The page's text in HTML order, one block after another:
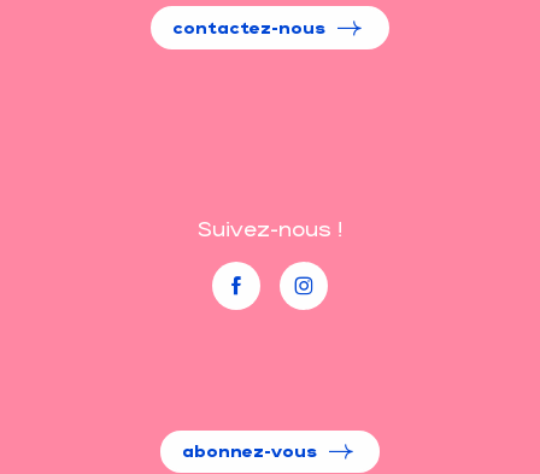
contactez-nous
Suivez-nous !
abonnez-vous